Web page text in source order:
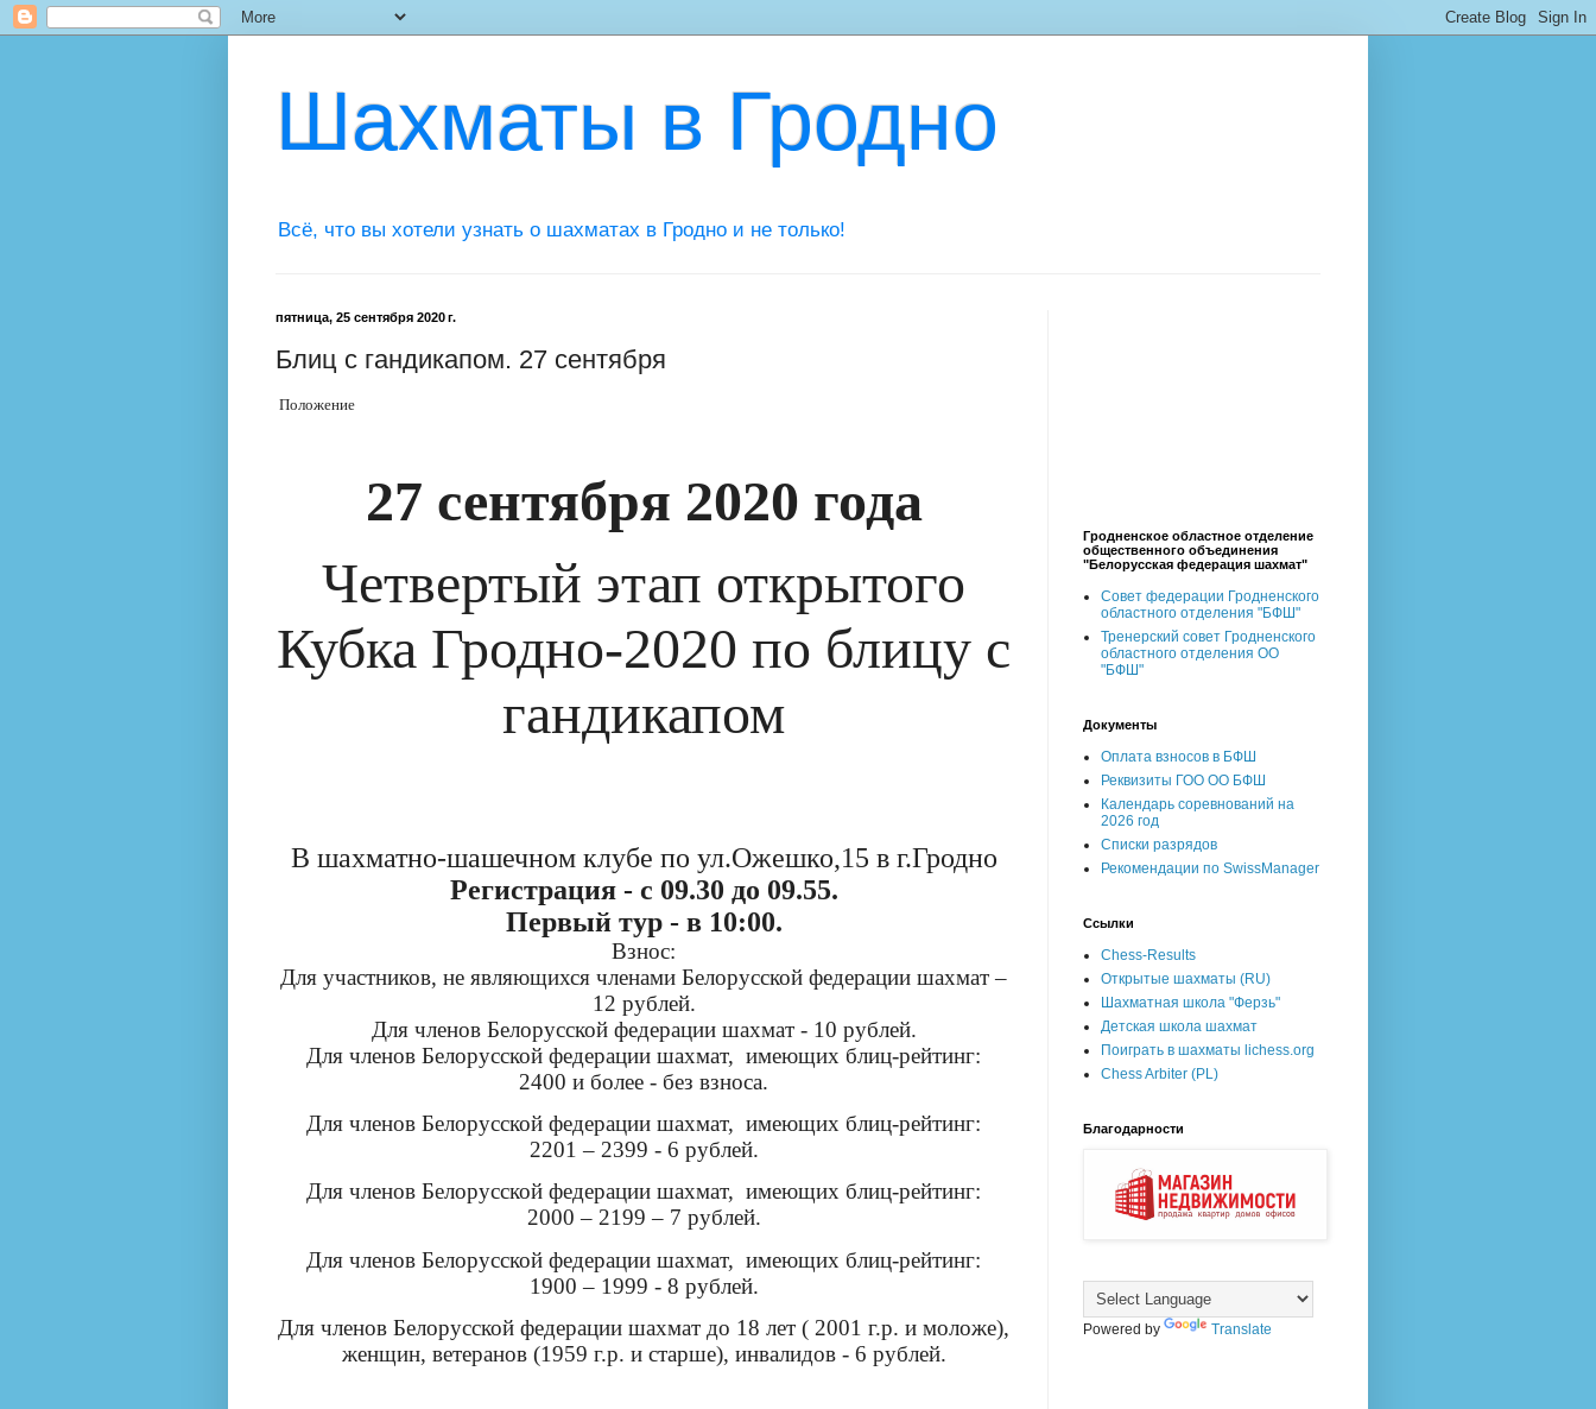
Шахматы в Гродно
Всё, что вы хотели узнать о шахматах в Гродно и не только!
пятница, 25 сентября 2020 г.
Блиц с гандикапом. 27 сентября
Положение
27 сентября 2020 года
Четвертый этап открытого
Кубка Гродно-2020 по блицу с
гандикапом
В шахматно-шашечном клубе по ул.Ожешко,15 в г.Гродно
Регистрация - с 09.30 до 09.55.
Первый тур - в 10:00.
Взнос:
Для участников, не являющихся членами Белорусской федерации шахмат –
12 рублей.
Для членов Белорусской федерации шахмат - 10 рублей.
Для членов Белорусской федерации шахмат, имеющих блиц-рейтинг:
2400 и более - без взноса.
Для членов Белорусской федерации шахмат, имеющих блиц-рейтинг:
2201 – 2399 - 6 рублей.
Для членов Белорусской федерации шахмат, имеющих блиц-рейтинг:
2000 – 2199 – 7 рублей.
Для членов Белорусской федерации шахмат, имеющих блиц-рейтинг:
1900 – 1999 - 8 рублей.
Для членов Белорусской федерации шахмат до 18 лет ( 2001 г.р. и моложе),
женщин, ветеранов (1959 г.р. и старше), инвалидов - 6 рублей.
Гродненское областное отделение
общественного объединения
"Белорусская федерация шахмат"
Совет федерации Гродненского
областного отделения "БФШ"
Тренерский совет Гродненского
областного отделения ОО
"БФШ"
Документы
Оплата взносов в БФШ
Реквизиты ГОО ОО БФШ
Календарь соревнований на
2026 год
Списки разрядов
Рекомендации по SwissManager
Ссылки
Chess-Results
Открытые шахматы (RU)
Шахматная школа "Ферзь"
Детская школа шахмат
Поиграть в шахматы lichess.org
Chess Arbiter (PL)
Благодарности
Powered by Translate